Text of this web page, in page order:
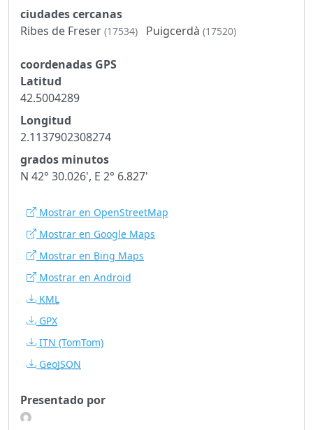
ciudades cercanas
Ribes de Freser (17534) Puigcerdà (17520)
coordenadas GPS
Latitud
42.5004289
Longitud
2.1137902308274
grados minutos
N 42° 30.026', E 2° 6.827'
Mostrar en OpenStreetMap
Mostrar en Google Maps
Mostrar en Bing Maps
Mostrar en Android
KML
GPX
ITN (TomTom)
GeoJSON
Presentado por